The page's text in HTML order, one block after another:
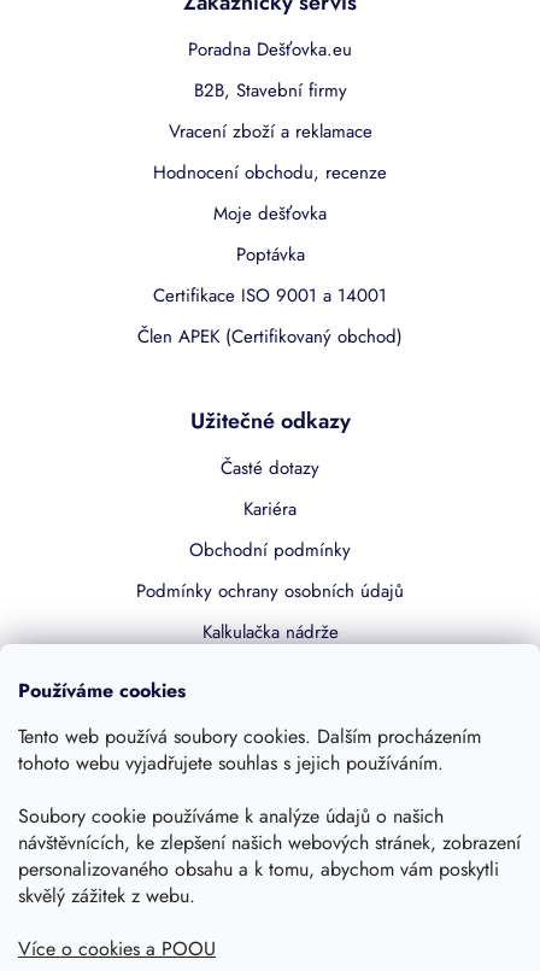
Používáme cookies
Tento web používá soubory cookies. Dalším procházením
tohoto webu vyjadřujete souhlas s jejich používáním.
Soubory cookie používáme k analýze údajů o našich
návštěvnících, ke zlepšení našich webových stránek, zobrazení
personalizovaného obsahu a k tomu, abychom vám poskytli
skvělý zážitek z webu.
Více o cookies a POOU
Poradna Dešťovka.eu
B2B, Stavební firmy
Vracení zboží a reklamace
Hodnocení obchodu, recenze
Moje dešťovka
Poptávka
Certifikace ISO 9001 a 14001
Člen APEK (Certifikovaný obchod)
Užitečné odkazy
Časté dotazy
Kariéra
Obchodní podmínky
Podmínky ochrany osobních údajů
Kalkulačka nádrže
Kontakty
Sledujte nás